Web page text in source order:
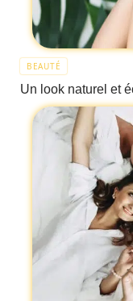
BEAUTÉ
Un look naturel et